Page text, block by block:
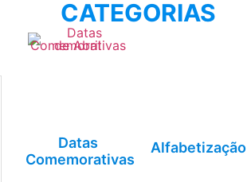
CATEGORIAS
Datas
Comemorativas
Alfabetização